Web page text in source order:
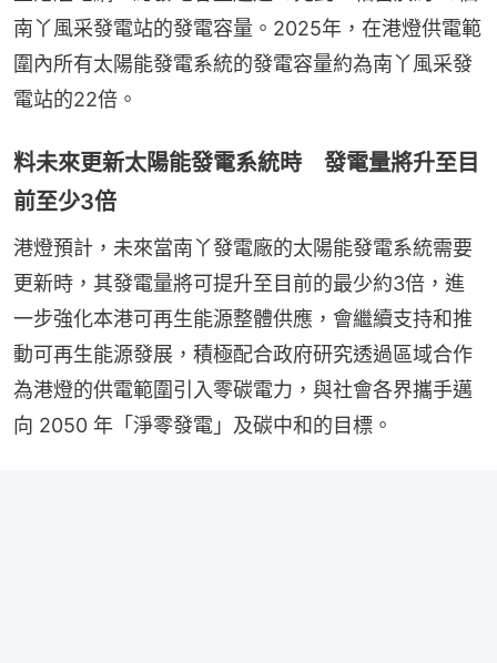
南丫風采發電站的發電容量。2025年，在港燈供電範
圍內所有太陽能發電系統的發電容量約為南丫風采發
電站的22倍。
料未來更新太陽能發電系統時 發電量將升至目
前至少3倍
港燈預計，未來當南丫發電廠的太陽能發電系統需要
更新時，其發電量將可提升至目前的最少約3倍，進
一步強化本港可再生能源整體供應，會繼續支持和推
動可再生能源發展，積極配合政府研究透過區域合作
為港燈的供電範圍引入零碳電力，與社會各界攜手邁
向 2050 年「淨零發電」及碳中和的目標。